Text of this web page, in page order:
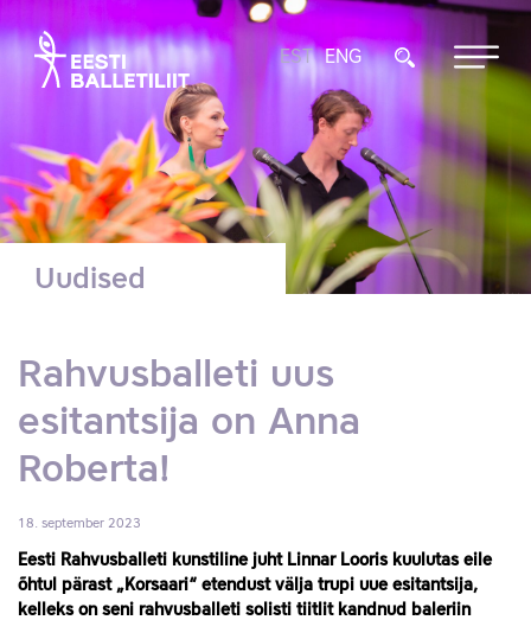
EST ENG
Uudised
Rahvusballeti uus
esitantsija on Anna
Roberta!
18. september 2023
Eesti Rahvusballeti kunstiline juht Linnar Looris kuulutas eile
õhtul pärast „Korsaari“ etendust välja trupi uue esitantsija,
kelleks on seni rahvusballeti solisti tiitlit kandnud baleriin